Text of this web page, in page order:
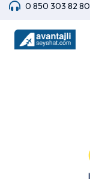
0 850 303 82 80